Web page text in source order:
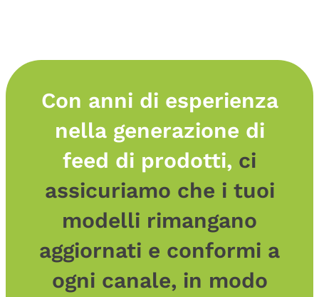
Con anni di esperienza
nella generazione di
feed di prodotti, ci
assicuriamo che i tuoi
modelli rimangano
aggiornati e conformi a
ogni canale, in modo